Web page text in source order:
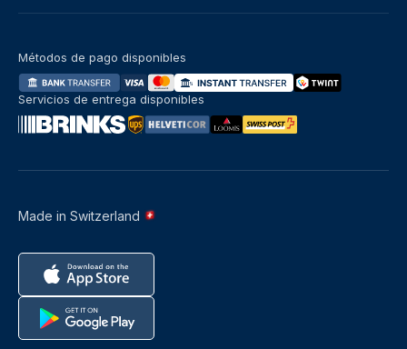
Made in Switzerland
Métodos de pago disponibles
Servicios de entrega disponibles